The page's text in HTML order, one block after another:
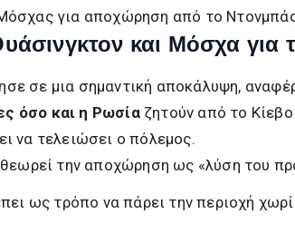
για αποχώρηση από το
και Μόσχα για
σε μια σημαντική αποκάλυψη,
όσο και η Ρωσίαζητούν από το Κίεβο
να τελειώσει ο πόλεμος.
την αποχώρηση ως «λύση του
ως τρόπο να πάρει την περιοχή